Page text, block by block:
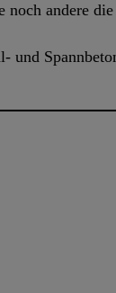
noch andere
und